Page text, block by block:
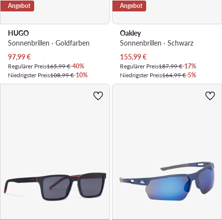
Angebot
HUGO
Sonnenbrillen · Goldfarben
Aktueller Preis
97,99€
Regulärer Preis165,99 €-40%
Niedrigster Preis108,99 €-10%
Angebot
Oakley
Sonnenbrillen · Schwarz
Aktueller Preis
155,99€
Regulärer Preis187,99 €-17%
Niedrigster Preis164,99 €-5%